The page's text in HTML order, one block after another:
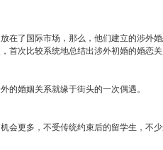
在了国际市场，那么，他们建立的涉外
首次比较系统地总结出涉外初婚的婚恋关
的婚姻关系就缘于街头的一次偶遇。
会更多，不受传统约束后的留学生，不少